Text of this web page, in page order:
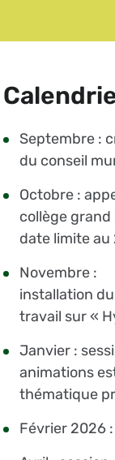
Septembre :
du conseil
Octobre :
collège grand
date limite
Novembre :
installation
travail sur «
Janvier :
animations
thématique
Février 2026